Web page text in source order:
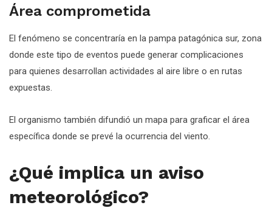
Área comprometida
El fenómeno se concentraría en la pampa patagónica sur, zona
donde este tipo de eventos puede generar complicaciones
para quienes desarrollan actividades al aire libre o en rutas
expuestas.
El organismo también difundió un mapa para graficar el área
específica donde se prevé la ocurrencia del viento.
¿Qué implica un aviso
meteorológico?